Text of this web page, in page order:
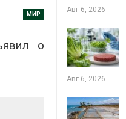
МИР
о
Авг 6, 2026
Авг 6, 2026